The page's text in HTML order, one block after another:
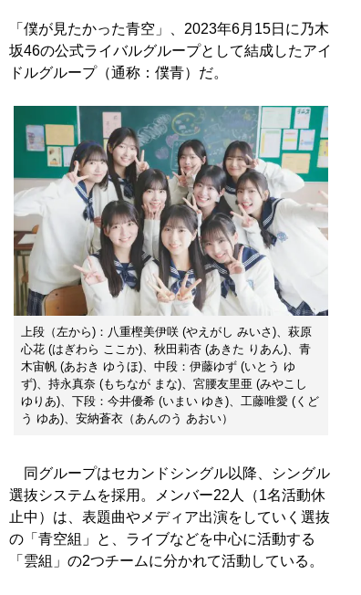
「僕が見たかった青空」、2023年6月15日に乃木
坂46の公式ライバルグループとして結成したアイ
ドルグループ（通称：僕青）だ。
上段（左から)：八重樫美伊咲 (やえがし みいさ)、萩原
心花 (はぎわら ここか)、秋田莉杏 (あきた りあん)、青
木宙帆 (あおき ゆうほ)、中段：伊藤ゆず (いとう ゆ
ず)、持永真奈 (もちなが まな) 、宮腰友里亜 (みやこし
ゆりあ)、下段：今井優希 (いまい ゆき)、工藤唯愛 (くど
う ゆあ)、安納蒼衣（あんのう あおい）
同グループはセカンドシングル以降、シングル
選抜システムを採用。メンバー22人（1名活動休
止中）は、表題曲やメディア出演をしていく選抜
の「青空組」と、ライブなどを中心に活動する
「雲組」の2つチームに分かれて活動している。